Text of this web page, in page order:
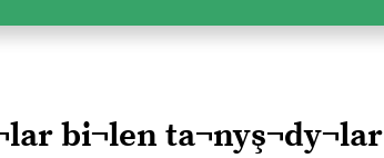
bi¬len ta¬nyş¬dy¬lar